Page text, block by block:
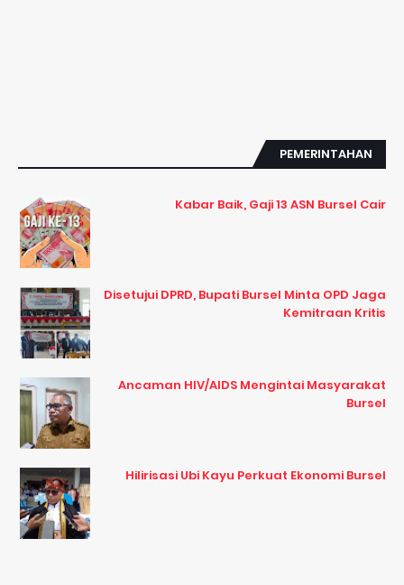
PEMERINTAHAN
Kabar Baik, Gaji 13 ASN Bursel Cair
Disetujui DPRD, Bupati Bursel Minta OPD Jaga
Kemitraan Kritis
Ancaman HIV/AIDS Mengintai Masyarakat
Bursel
Hilirisasi Ubi Kayu Perkuat Ekonomi Bursel